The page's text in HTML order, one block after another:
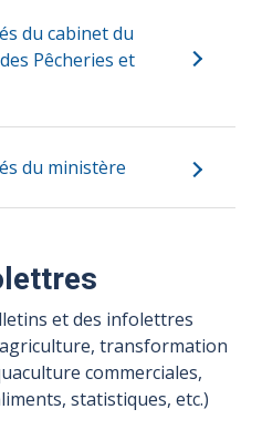
du cabinet du
Pêcheries et
du ministère
et des infolettres
transformation
commerciales,
statistiques, etc.)